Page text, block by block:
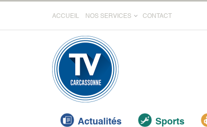
ACCUEIL NOS SERVICES CONTACT
Actualités Sports